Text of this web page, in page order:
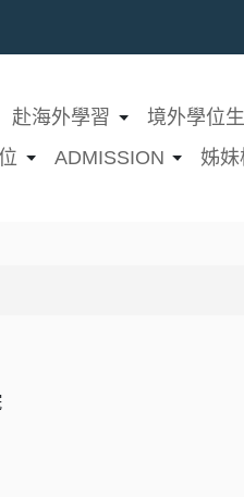
赴海外學習 境外學位生
ADMISSION 姊妹